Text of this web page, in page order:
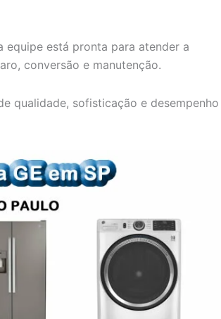
equipe está pronta para atender a
conversão e manutenção.
qualidade, sofisticação e desempenho